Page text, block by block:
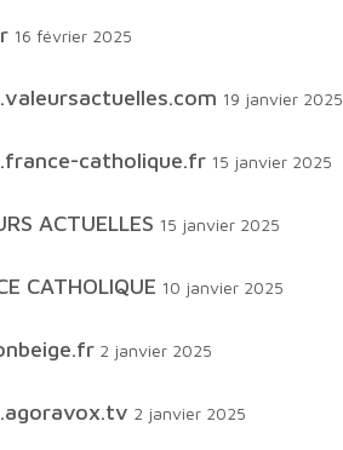
16 février 2025
19 janvier 2025
catholique.fr 15 janvier 2025
ACTUELLES 15 janvier 2025
CATHOLIQUE 10 janvier 2025
2 janvier 2025
2 janvier 2025